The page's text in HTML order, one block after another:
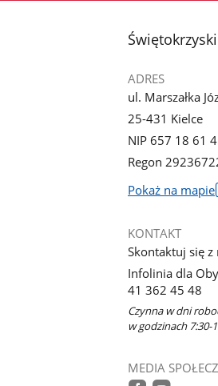
stopka
ADRES
ul. Marszałka
25-431 Kielce
NIP 657 18 61
Regon
Pokaż na mapie
KONTAKT
Skontaktuj się z
Infolinia dla
41 362 45 48
Czynna w dni
w godzinach 7:30-
MEDIA